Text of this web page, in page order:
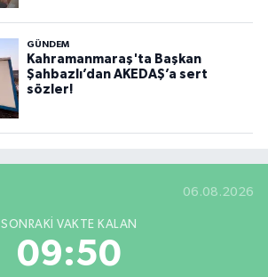
GÜNDEM
Kahramanmaraş'ta Başkan
Şahbazlı’dan AKEDAŞ’a sert
sözler!
06.08.2026
SONRAKI VAKTE KALAN
09:48